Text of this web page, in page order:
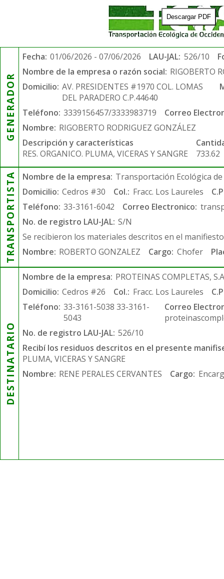
Descargar PDF
GENERADOR
Fecha: 01/06/2026 - 07/06/2026 LAU-JAL: 526/10
Nombre de la empresa o razón social: RIGOBERTO
Domicilio: AV. PRESIDENTES #1970 COL. LOMAS
DEL PARADERO C.P.44640
Teléfono: 3339156457/3333983719
Correo
Nombre: RIGOBERTO RODRIGUEZ GONZÁLEZ
Descripción y características
RES. ORGANICO. PLUMA, VICERAS Y SANGRE
733.62
TRANSPORTISTA Nombre de la empresa: Transportación Ecológica de
Domicilio: Cedros #30 Col.: Fracc. Los Laureles
Teléfono: 33-3161-6042 Correo Electronico:
No. de registro LAU-JAL: S/N
Se recibieron los materiales descritos en el
Nombre: ROBERTO GONZALEZ Cargo: Chofer
DESTINATARIO
Nombre de la empresa: PROTEINAS COMPLETAS,
Domicilio: Cedros #26 Col.: Fracc. Los Laureles
Teléfono: 33-3161-5038 33-3161-
5043
Correo
No. de registro LAU-JAL: 526/10
Recibí los residuos descritos en el presente
PLUMA, VICERAS Y SANGRE
Nombre: RENE PERALES CERVANTES Cargo: